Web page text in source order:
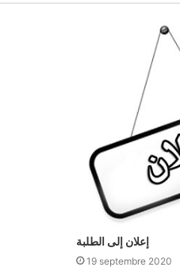
إعلان إلى الطلبة
19 septembre 2020